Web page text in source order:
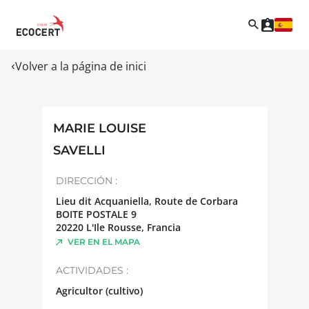
Volver a la página de inici
MARIE LOUISE
SAVELLI
DIRECCIÓN :
Lieu dit Acquaniella, Route de Corbara
BOITE POSTALE 9
20220 L'Ile Rousse, Francia
VER EN EL MAPA
ACTIVIDADES :
Agricultor (cultivo)